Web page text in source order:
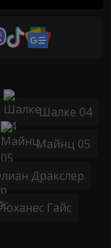
Шалке 04
Майнц 05
Дракслер
Гайс